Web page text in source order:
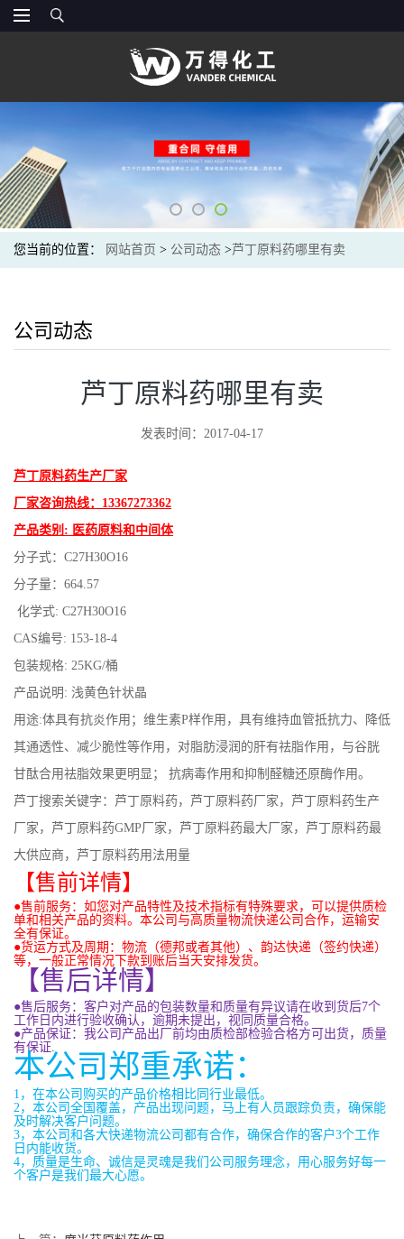
您当前的位置： 网站首页 > 公司动态 >芦丁原料药哪里有卖
公司动态
芦丁原料药哪里有卖
发表时间：2017-04-17
芦丁原料药生产厂家
厂家咨询热线：13367273362
产品类别: 医药原料和中间体
分子式：C27H30O16
分子量：664.57
化学式: C27H30O16
CAS编号: 153-18-4
包装规格: 25KG/桶
产品说明: 浅黄色针状晶
用途:体具有抗炎作用；维生素P样作用，具有维持血管抵抗力、降低
其通透性、减少脆性等作用，对脂肪浸润的肝有祛脂作用，与谷胱
甘酞合用祛脂效果更明显； 抗病毒作用和抑制醛糖还原酶作用。
芦丁搜索关键字：芦丁原料药，芦丁原料药厂家，芦丁原料药生产
厂家，芦丁原料药GMP厂家，芦丁原料药最大厂家，芦丁原料药最
大供应商，芦丁原料药用法用量
【售前详情】
●售前服务：如您对产品特性及技术指标有特殊要求，可以提供质检
单和相关产品的资料。本公司与高质量物流快递公司合作，运输安
全有保证。
●货运方式及周期：物流（德邦或者其他）、韵达快递（签约快递）
等，一般正常情况下款到账后当天安排发货。
【售后详情】
●售后服务：客户对产品的包装数量和质量有异议请在收到货后7个
工作日内进行验收确认，逾期未提出，视同质量合格。
●产品保证：我公司产品出厂前均由质检部检验合格方可出货，质量
有保证.
本公司郑重承诺：
1 ，在本公司购买的产品价格相比同行业最低。
2，本公司全国覆盖，产品出现问题，马上有人员跟踪负责，确保能
及时解决客户问题。
3，本公司和各大快递物流公司都有合作，确保合作的客户3个工作
日内能收货。
4，质量是生命、诚信是灵魂是我们公司服务理念，用心服务好每一
个客户是我们最大心愿。